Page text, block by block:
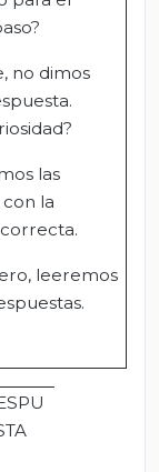
no dimos
las
la
leeremos